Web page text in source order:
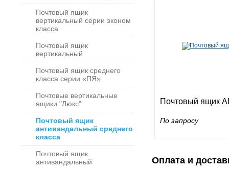
Почтовый ящик
вертикальный серии эконом
класса
Почтовый ящик
вертикальный
Почтовый ящик среднего
класса серии «ПЯ»
Почтовые вертикальные
ящики "Люкс"
Почтовый ящик
антивандальный среднего
класса
Почтовый ящик
антивандальный
Почтовый ящик
По запросу
Оплата и